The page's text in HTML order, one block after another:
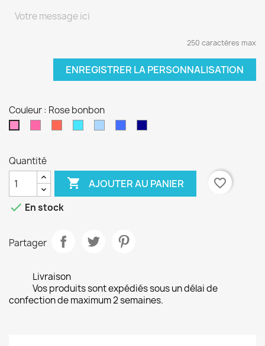
250 caractères max
ENREGISTRER LA PERSONNALISATION
Couleur : Rose bonbon
Quantité
 AJOUTER AU PANIER
favorite_border
 En stock
Partager
Livraison
Vos produits sont expédiés sous un délai de
confection de maximum 2 semaines.